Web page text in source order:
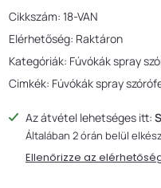
Cikkszám: 18-VAN
Elérhetőség: Raktáron
Kategóriák: Fúvókák spray
Cimkék: Fúvókák spray
Az átvétel lehetséges itt:
Általában 2 órán belül
Ellenőrizze az